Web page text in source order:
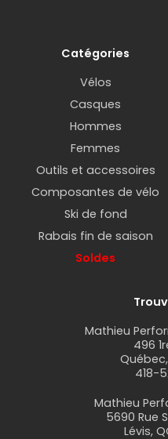
Catégories
Vélos
Casques
Hommes
Femmes
Outils et accessoires
Composantes de vélo
Ski de fond
Rabais fin de saison
Soldes
Mathieu
496
Québec,
418-
Mathieu
5690 Rue
Lévis,